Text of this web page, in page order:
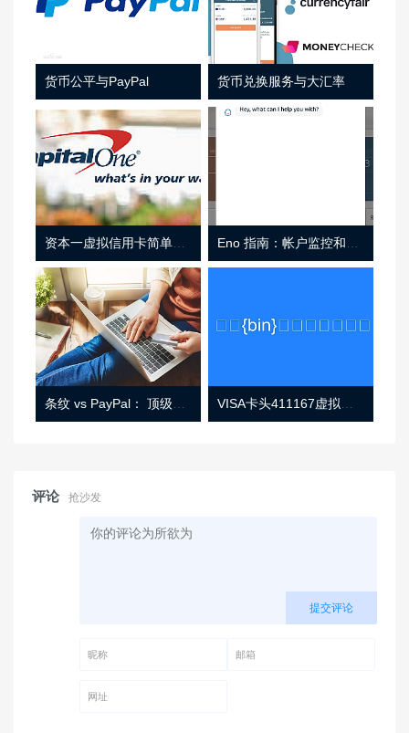
货币公平与PayPal 货币兑换服务与大汇率
资本一虚拟信用卡简单介绍
条纹 vs PayPal： 顶级功能， 定价 （和更多！ VISA卡头411167虚拟卡基础信息
评论 抢沙发
提交评论